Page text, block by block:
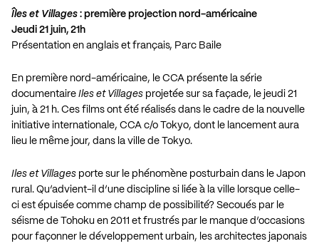
Îles et Villages : première projection nord-américaine
Jeudi 21 juin, 21h
Présentation en anglais et français, Parc Baile
En première nord-américaine, le CCA présente la série
documentaire Iles et Villages projetée sur sa façade, le jeudi 21
juin, à 21 h. Ces films ont été réalisés dans le cadre de la nouvelle
initiative internationale, CCA c/o Tokyo, dont le lancement aura
lieu le même jour, dans la ville de Tokyo.
Iles et Villages porte sur le phénomène posturbain dans le Japon
rural. Qu’advient-il d’une discipline si liée à la ville lorsque celle-
ci est épuisée comme champ de possibilité? Secoués par le
séisme de Tohoku en 2011 et frustrés par le manque d’occasions
pour façonner le développement urbain, les architectes japonais